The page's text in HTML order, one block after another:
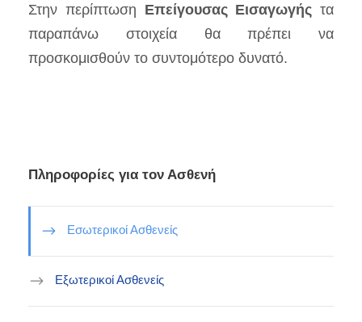
Στην περίπτωση Επείγουσας Εισαγωγής τα
παραπάνω στοιχεία θα πρέπει να
προσκομισθούν το συντομότερο δυνατό.
Πληροφορίες για τον Ασθενή
Εσωτερικοί Ασθενείς
Εξωτερικοί Ασθενείς